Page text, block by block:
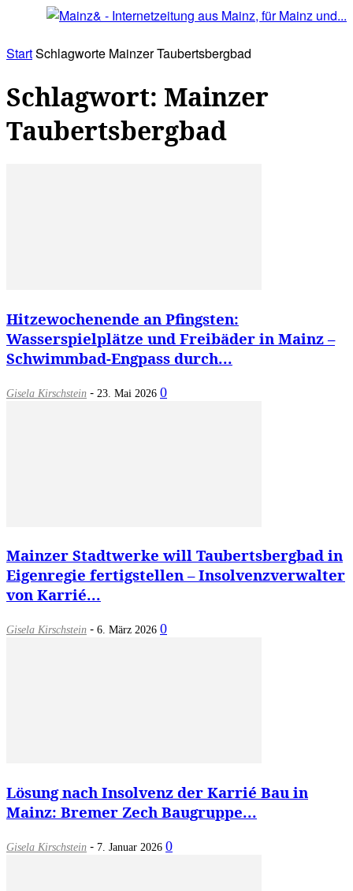
StartSchlagworte Mainzer Taubertsbergbad
Schlagwort: Mainzer
Taubertsbergbad
Hitzewochenende an Pfingsten:
Wasserspielplätze und Freibäder in Mainz –
Schwimmbad-Engpass durch...
Gisela Kirschstein - 23. Mai 2026 0
Mainzer Stadtwerke will Taubertsbergbad in
Eigenregie fertigstellen – Insolvenzverwalter
von Karrié...
Gisela Kirschstein - 6. März 2026 0
Lösung nach Insolvenz der Karrié Bau in
Mainz: Bremer Zech Baugruppe...
Gisela Kirschstein - 7. Januar 2026 0